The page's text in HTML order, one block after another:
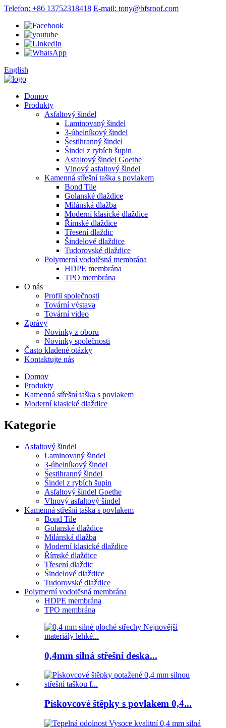
Telefon: +86 13752318418 E-mail: tony@bfsroof.com
English
Domov
Produkty
Asfaltový šindel
Laminovaný šindel
3-úhelníkový šindel
Šestihranný šindel
Šindel z rybích šupin
Asfaltový šindel Goethe
Vlnový asfaltový šindel
Kamenná střešní taška s povlakem
Bond Tile
Golanské dlaždice
Milánská dlažba
Moderní klasické dlaždice
Římské dlaždice
Třesení dlaždic
Šindelové dlaždice
Tudorovské dlaždice
Polymerní vodotěsná membrána
HDPE membrána
TPO membrána
O nás
Profil společnosti
Tovární výstava
Tovární video
Zprávy
Novinky z oboru
Novinky společnosti
Často kladené otázky
Kontaktujte nás
Domov
Produkty
Kamenná střešní taška s povlakem
Moderní klasické dlaždice
Kategorie
Asfaltový šindel
Laminovaný šindel
3-úhelníkový šindel
Šestihranný šindel
Šindel z rybích šupin
Asfaltový šindel Goethe
Vlnový asfaltový šindel
Kamenná střešní taška s povlakem
Bond Tile
Golanské dlaždice
Milánská dlažba
Moderní klasické dlaždice
Římské dlaždice
Třesení dlaždic
Šindelové dlaždice
Tudorovské dlaždice
Polymerní vodotěsná membrána
HDPE membrána
TPO membrána
0,4mm silná střešní deska...
Pískovcové štěpky s povlakem 0,4...